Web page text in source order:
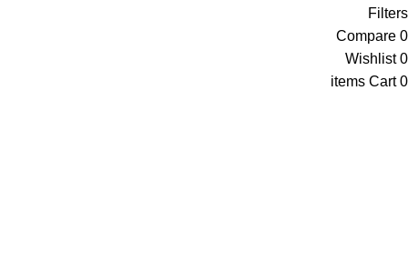
Filters
0
Compare
0
Wishlist
0
items Cart